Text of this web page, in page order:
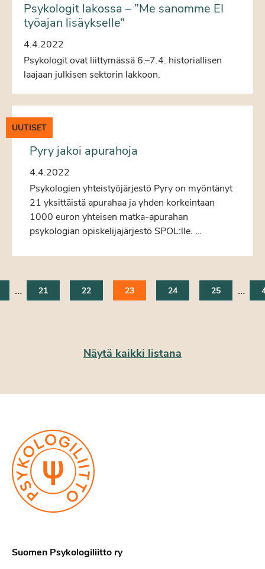
Psykologit lakossa – ”Me sanomme EI
työajan lisäykselle”
4.4.2022
Psykologit ovat liittymässä 6.–7.4. historiallisen
laajaan julkisen sektorin lakkoon.
UUTISET
Pyry jakoi apurahoja
4.4.2022
Psykologien yhteistyöjärjestö Pyry on myöntänyt
21 yksittäistä apurahaa ja yhden korkeintaan
1000 euron yhteisen matka-apurahan
psykologian opiskelijajärjestö SPOL:lle. …
… 21 22 23 24 25 …
Näytä kaikki listana
Suomen Psykologiliitto ry